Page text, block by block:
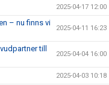
2025-04-17 12:00
– nu finns vi
2025-04-11 16:23
till
2025-04-04 16:00
2025-04-03 10:18